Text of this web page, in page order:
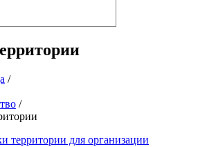
/
/
территории для организации